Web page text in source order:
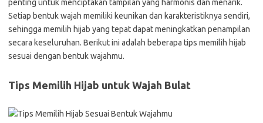
penting untuk menciptakan tampilan yang harmonis dan menarik.
Setiap bentuk wajah memiliki keunikan dan karakteristiknya sendiri,
sehingga memilih hijab yang tepat dapat meningkatkan penampilan
secara keseluruhan. Berikut ini adalah beberapa tips memilih hijab
sesuai dengan bentuk wajahmu.
Tips Memilih Hijab untuk Wajah Bulat